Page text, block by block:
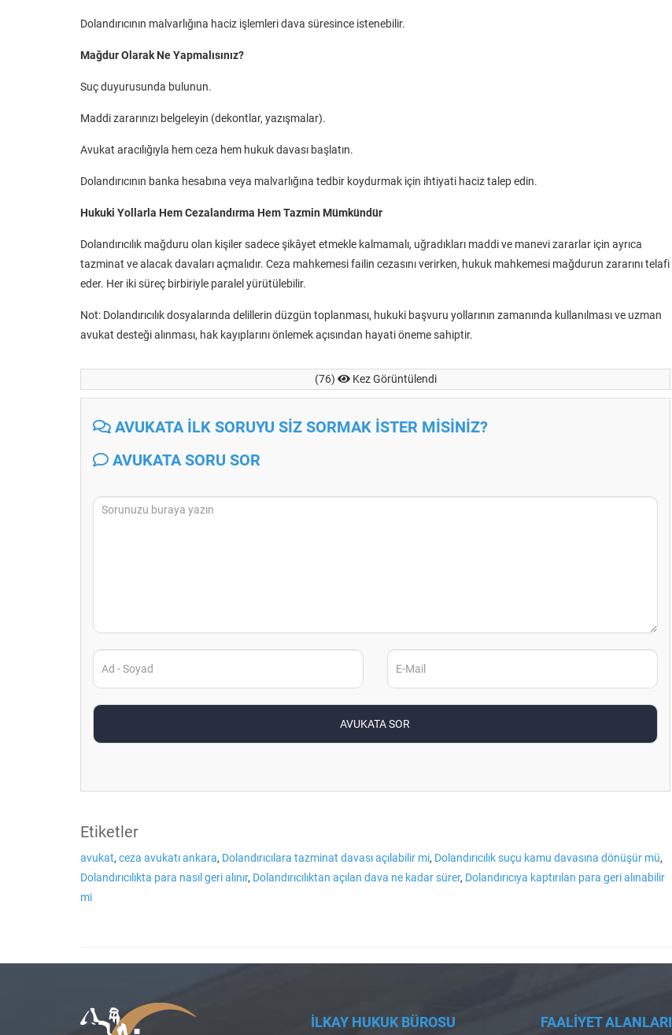
Dolandırıcının malvarlığına haciz işlemleri dava süresince istenebilir.
Mağdur Olarak Ne Yapmalısınız?
Suç duyurusunda bulunun.
Maddi zararınızı belgeleyin (dekontlar, yazışmalar).
Avukat aracılığıyla hem ceza hem hukuk davası başlatın.
Dolandırıcının banka hesabına veya malvarlığına tedbir koydurmak için ihtiyati haciz talep edin.
Hukuki Yollarla Hem Cezalandırma Hem Tazmin Mümkündür
Dolandırıcılık mağduru olan kişiler sadece şikâyet etmekle kalmamalı, uğradıkları maddi ve manevi zararlar için ayrıca
tazminat ve alacak davaları açmalıdır. Ceza mahkemesi failin cezasını verirken, hukuk mahkemesi mağdurun zararını telafi
eder. Her iki süreç birbiriyle paralel yürütülebilir.
Not: Dolandırıcılık dosyalarında delillerin düzgün toplanması, hukuki başvuru yollarının zamanında kullanılması ve uzman
avukat desteği alınması, hak kayıplarını önlemek açısından hayati öneme sahiptir.
(76) Kez Görüntülendi
AVUKATA İLK SORUYU SİZ SORMAK İSTER MİSİNİZ?
AVUKATA SORU SOR
Etiketler
avukat, ceza avukatı ankara, Dolandırıcılara tazminat davası açılabilir mi, Dolandırıcılık suçu kamu davasına dönüşür mü,
Dolandırıcılıkta para nasıl geri alınır, Dolandırıcılıktan açılan dava ne kadar sürer, Dolandırıcıya kaptırılan para geri alınabilir
mi
İLKAY HUKUK BÜROSU FAALİYET ALANLARI